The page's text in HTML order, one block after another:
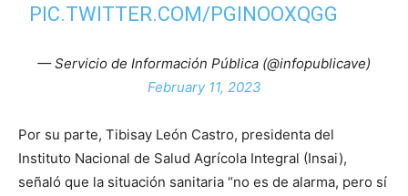
PIC.TWITTER.COM/PGINOOXQGG
— Servicio de Información Pública (@infopublicave)
February 11, 2023
Por su parte, Tibisay León Castro, presidenta del
Instituto Nacional de Salud Agrícola Integral (Insai),
señaló que la situación sanitaria “no es de alarma, pero sí